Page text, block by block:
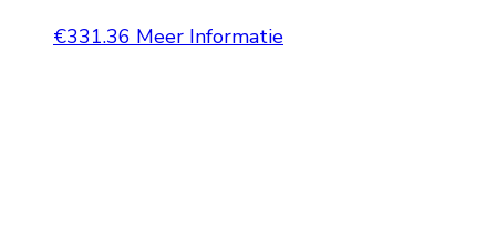
€331.36 Meer Informatie